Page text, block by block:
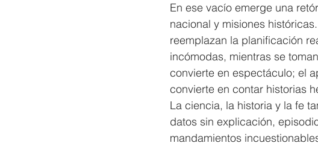
En ese vacío emerge una
nacional y misiones
reemplazan la planificación
incómodas, mientras se
convierte en espectáculo; el
convierte en contar historias
La ciencia, la historia y la fe
datos sin explicación,
mandamientos